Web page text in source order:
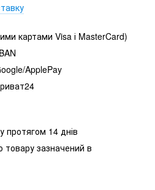
картами Visa і MasterCard)
ApplePay
протягом 14 днів
товару зазначений в